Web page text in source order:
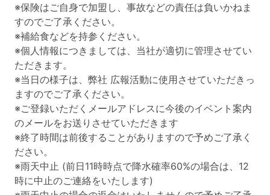
※保険はご自身で加盟し、事故などの責任は負いかねま
すのでご了承ください。
※補給食などを持参ください。
※個人情報につきましては、当社が適切に管理させてい
ただきます。
※当日の様子は、弊社 広報活動に使用させていただきっ
ますのでご了承ください。
※ご登録いただくメールアドレスに今後のイベント案内
のメールをお送りさせていただきます
※終了時間は前後することがありますので予めご了承く
ださい。
※雨天中止 (前日11時時点で降水確率60%の場合は、12
時に中止のご連絡をいたします)